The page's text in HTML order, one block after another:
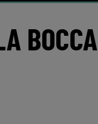
BOCCA